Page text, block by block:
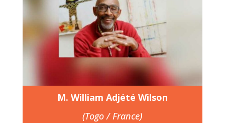
M. William Adjété Wilson
(Togo / France)